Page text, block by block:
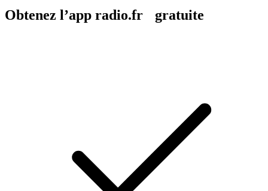
Obtenez l’app radio.fr gratuite